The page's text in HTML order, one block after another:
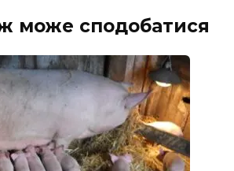
може сподобатися